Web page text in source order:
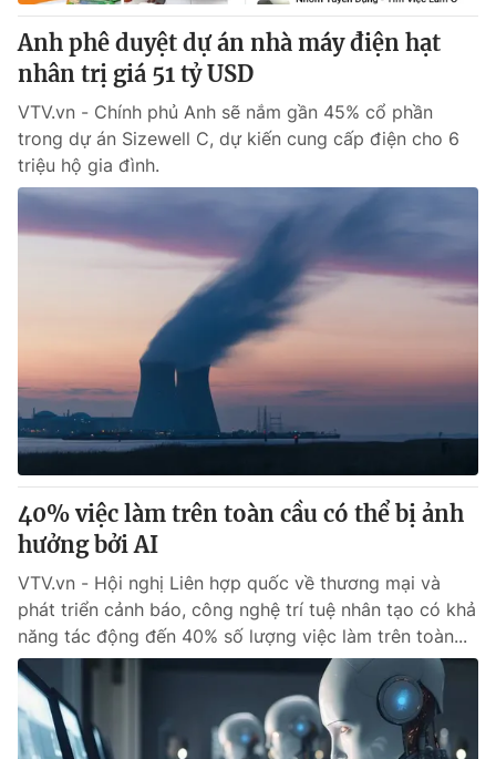
Anh phê duyệt dự án nhà máy điện hạt
nhân trị giá 51 tỷ USD
VTV.vn - Chính phủ Anh sẽ nắm gần 45% cổ phần
trong dự án Sizewell C, dự kiến cung cấp điện cho 6
triệu hộ gia đình.
40% việc làm trên toàn cầu có thể bị ảnh
hưởng bởi AI
VTV.vn - Hội nghị Liên hợp quốc về thương mại và
phát triển cảnh báo, công nghệ trí tuệ nhân tạo có khả
năng tác động đến 40% số lượng việc làm trên toàn...